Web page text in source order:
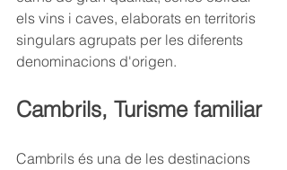
els vins i caves, elaborats en territoris
singulars agrupats per les diferents
denominacions d'origen.
Cambrils, Turisme familiar
Cambrils és una de les destinacions